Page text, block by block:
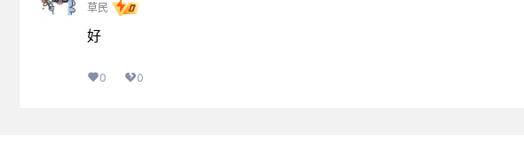
草民
好
0 0